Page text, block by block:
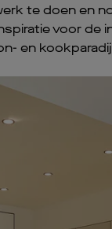
te doen en
voor de
en